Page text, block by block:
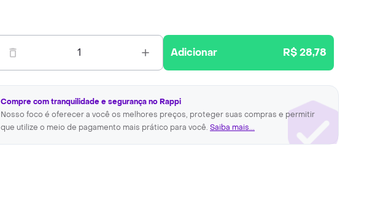
1 Adicionar R$ 28,78
Compre com tranquilidade e segurança no Rappi
Nosso foco é oferecer a você os melhores preços, proteger suas compras e permitir
que utilize o meio de pagamento mais prático para você. Saiba mais...